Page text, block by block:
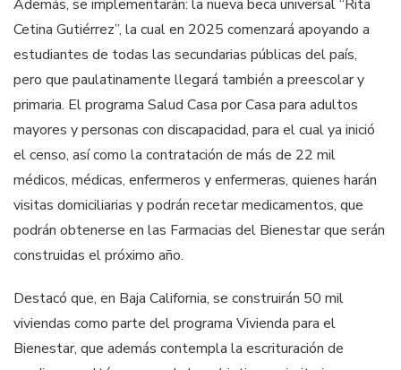
Además, se implementarán: la nueva beca universal “Rita
Cetina Gutiérrez”, la cual en 2025 comenzará apoyando a
estudiantes de todas las secundarias públicas del país,
pero que paulatinamente llegará también a preescolar y
primaria. El programa Salud Casa por Casa para adultos
mayores y personas con discapacidad, para el cual ya inició
el censo, así como la contratación de más de 22 mil
médicos, médicas, enfermeros y enfermeras, quienes harán
visitas domiciliarias y podrán recetar medicamentos, que
podrán obtenerse en las Farmacias del Bienestar que serán
construidas el próximo año.
Destacó que, en Baja California, se construirán 50 mil
viviendas como parte del programa Vivienda para el
Bienestar, que además contempla la escrituración de